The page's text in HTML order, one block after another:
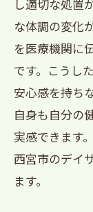
安心
デイ
訪問
訪問
利用
西宮市の
安心の暮
し適切な処置
な体調の変化
を医療機関に
です。こうし
安心感を持ち
自身も自分の
実感できます
西宮市のデイ
ます。